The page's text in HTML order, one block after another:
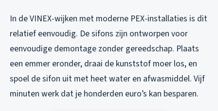
In de VINEX-wijken met moderne PEX-installaties is dit
relatief eenvoudig. De sifons zijn ontworpen voor
eenvoudige demontage zonder gereedschap. Plaats
een emmer eronder, draai de kunststof moer los, en
spoel de sifon uit met heet water en afwasmiddel. Vijf
minuten werk dat je honderden euro’s kan besparen.